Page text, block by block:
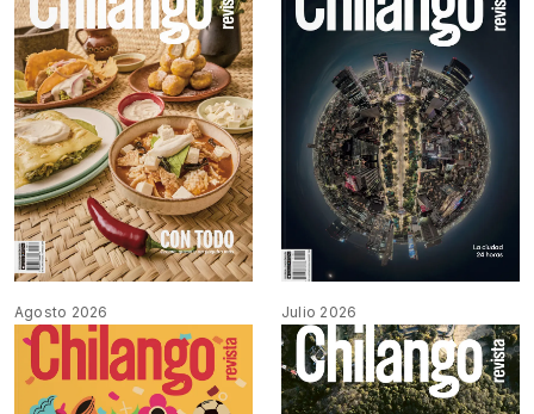
Agosto 2026 Julio 2026